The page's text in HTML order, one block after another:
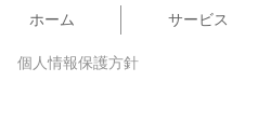
ホーム サービス
個人情報保護方針